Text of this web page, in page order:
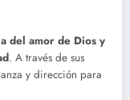
del amor de Dios y
. A través de sus
y dirección para